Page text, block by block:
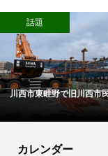
話題
川西市東畦野で旧川西市
カレンダー